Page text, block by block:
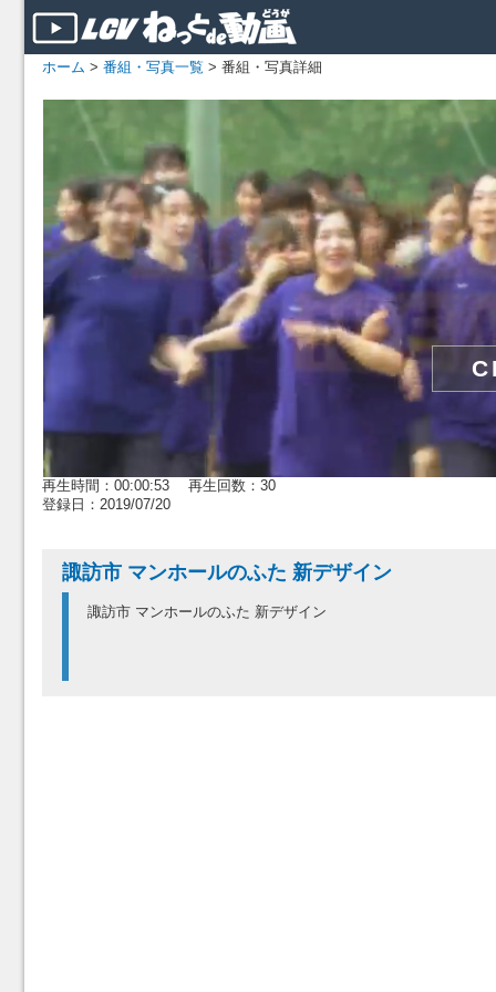
ホーム > 番組・写真一覧 > 番組・写真詳細
再生時間：00:00:53 再生回数：30
登録日：2019/07/20
諏訪市 マンホールのふた 新デザイン
諏訪市 マンホールのふた 新デザイン